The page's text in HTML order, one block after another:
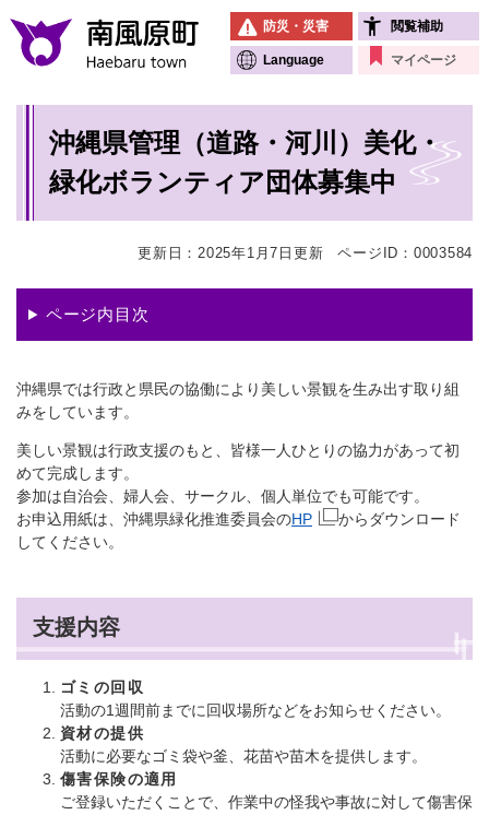
メニューを飛ばして本文へ
防災・災害 閲覧補助
Language マイページ
沖縄県管理（道路・河川）美化・
緑化ボランティア団体募集中
更新日：2025年1月7日更新 ページID：0003584
ページ内目次
沖縄県では行政と県民の協働により美しい景観を生み出す取り組
みをしています。
美しい景観は行政支援のもと、皆様一人ひとりの協力があって初
めて完成します。
参加は自治会、婦人会、サークル、個人単位でも可能です。
お申込用紙は、沖縄県緑化推進委員会のHP
からダウンロード
してください。
支援内容
ゴミの回収
活動の1週間前までに回収場所などをお知らせください。
資材の提供
活動に必要なゴミ袋や釜、花苗や苗木を提供します。
傷害保険の適用
ご登録いただくことで、作業中の怪我や事故に対して傷害保